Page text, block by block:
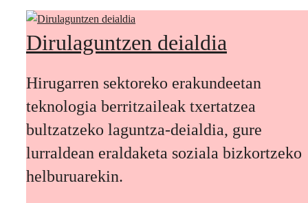
Dirulaguntzen deialdia
Hirugarren sektoreko erakundeetan
teknologia berritzaileak txertatzea
bultzatzeko laguntza-deialdia, gure
lurraldean eraldaketa soziala bizkortzeko
helburuarekin.